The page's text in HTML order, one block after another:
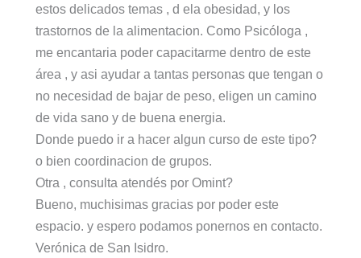
estos delicados temas , d ela obesidad, y los
trastornos de la alimentacion. Como Psicóloga ,
me encantaria poder capacitarme dentro de este
área , y asi ayudar a tantas personas que tengan o
no necesidad de bajar de peso, eligen un camino
de vida sano y de buena energia.
Donde puedo ir a hacer algun curso de este tipo?
o bien coordinacion de grupos.
Otra , consulta atendés por Omint?
Bueno, muchisimas gracias por poder este
espacio. y espero podamos ponernos en contacto.
Verónica de San Isidro.